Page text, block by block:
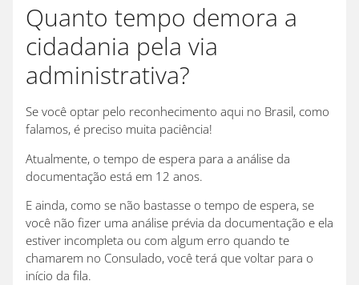
Quanto tempo demora a
cidadania pela via
administrativa?
Se você optar pelo reconhecimento aqui no Brasil, como
falamos, é preciso muita paciência!
Atualmente, o tempo de espera para a análise da
documentação está em 12 anos.
E ainda, como se não bastasse o tempo de espera, se
você não fizer uma análise prévia da documentação e ela
estiver incompleta ou com algum erro quando te
chamarem no Consulado, você terá que voltar para o
início da fila.